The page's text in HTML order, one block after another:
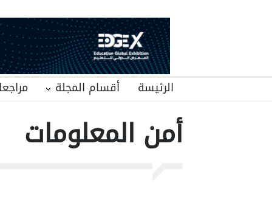
الرئيسة أقسام المجلة
أمن المعلومات